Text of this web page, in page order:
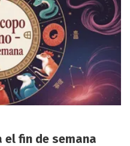
el fin de semana